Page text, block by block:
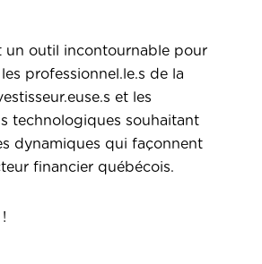
un outil incontournable pour
professionnel.le.s de la
et les
technologiques souhaitant
dynamiques qui façonnent
financier québécois.